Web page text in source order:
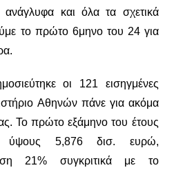
ανάγλυφα και όλα τα σχετικά
το πρώτο 6μηνο του 24 για
οι 121 εισηγμένες
Αθηνών πάνε για ακόμα
Το πρώτο εξάμηνο του έτους
ύψους 5,876 δισ. ευρώ,
21% συγκριτικά με το